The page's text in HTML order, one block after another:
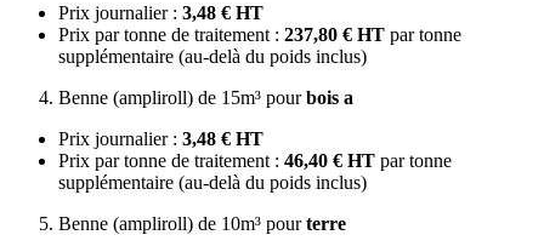
Prix journalier : 3,48 € HT
Prix par tonne de traitement : 237,80 € HT par tonne
supplémentaire (au-delà du poids inclus)
Benne (ampliroll) de 15m³ pourbois a
Prix journalier : 3,48 € HT
Prix par tonne de traitement : 46,40 € HT par tonne
supplémentaire (au-delà du poids inclus)
Benne (ampliroll) de 10m³ pourterre